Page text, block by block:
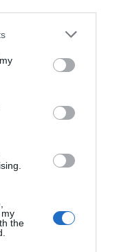
the
urgent ha
Els menús
crisi de la Covid
presenten
Per una
la qual incloure
a
renunciar als